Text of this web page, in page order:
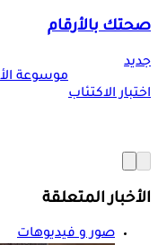
صحتك بالأرقام
جديد
اختبار الاكتئاب
موسوعة
الأخبار المتعلقة
صور و فيديوهات